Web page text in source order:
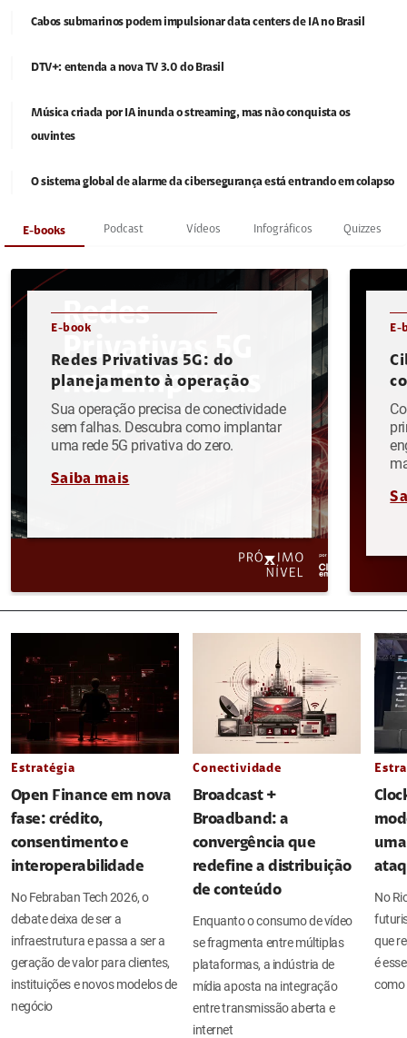
Cabos submarinos podem impulsionar data centers de IA no Brasil
DTV+: entenda a nova TV 3.0 do Brasil
Música criada por IA inunda o streaming, mas não conquista os
ouvintes
O sistema global de alarme da cibersegurança está entrando em colapso
E-books Podcast Vídeos Infográficos Quizzes
E-book
Redes Privativas 5G: do
planejamento à operação
Sua operação precisa de conectividade
sem falhas. Descubra como implantar
uma rede 5G privativa do zero.
Saiba mais
E-
Estratégia
Open Finance em nova
fase: crédito,
consentimento e
interoperabilidade
No Febraban Tech 2026, o
debate deixa de ser a
infraestrutura e passa a ser a
geração de valor para clientes,
instituições e novos modelos de
negócio
Conectividade
Broadcast +
Broadband: a
convergência que
redefine a distribuição
de conteúdo
Enquanto o consumo de vídeo
se fragmenta entre múltiplas
plataformas, a indústria de
mídia aposta na integração
entre transmissão aberta e
internet
No
que
é
como